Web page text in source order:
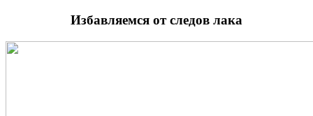
Избавляемся от следов лака